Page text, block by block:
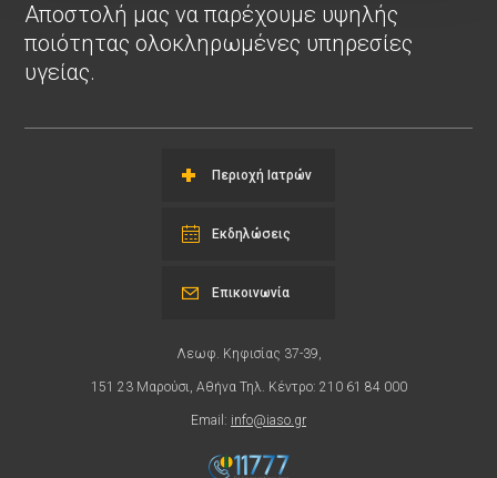
Αποστολή μας να παρέχουμε υψηλής
ποιότητας ολοκληρωμένες υπηρεσίες
υγείας.
Περιοχή Ιατρών
Εκδηλώσεις
Λεωφ. Κηφισίας 37-39,
151 23 Μαρούσι, Αθήνα Τηλ. Κέντρο: 210 61 84 000
Email: info@iaso.gr
Επικοινωνία